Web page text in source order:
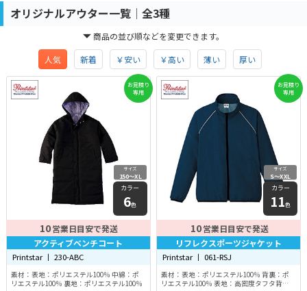
オリジナルアウター一覧│全3種
商品の並び順などを変更できます。
人気
新着 ￥安い ￥高い 薄い 厚い
お見積り
専用
サイズ
150〜XL
カラー
6色
10営業日目安で発送
アクティブベンチコート
Printstar 丨 230-ABC
素材：表地：ポリエステル100％ 中綿：ポ
リエステル100％ 裏地：ポリエステル100％
お見積り
専用
サイズ
S〜XXL
カラー
11色
10営業日目安で発送
リフレクスポーツジャケット
Printstar 丨 061-RSJ
素材：表地：ポリエステル100％ 背裏：ポ
リエステル100％ 表地：高密度タフタ背